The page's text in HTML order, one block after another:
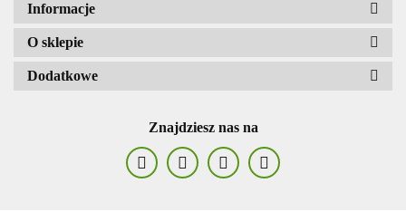
Informacje
O sklepie
Dodatkowe
Znajdziesz nas na